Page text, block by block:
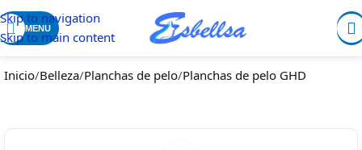
Skip to navigation
Skip to main content
MENU
Inicio/Belleza/Planchas de pelo/Planchas de pelo GHD